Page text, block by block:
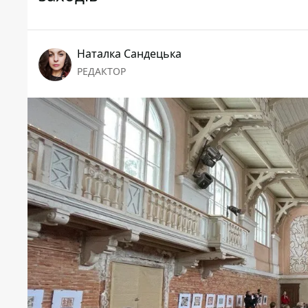
Наталка Сандецька
РЕДАКТОР